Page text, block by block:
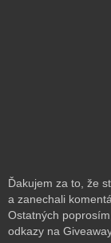
Ďakujem za to, že
a zanechali
Ostatných
odkazy na